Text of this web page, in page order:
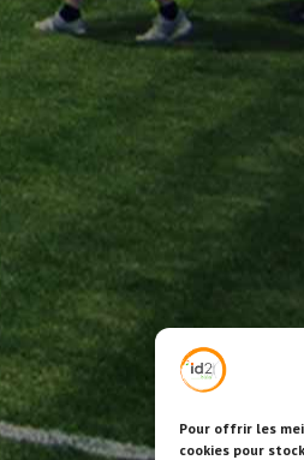
Pour offrir les
cookies pour